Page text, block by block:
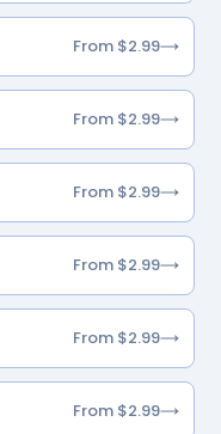
From $2.99
From $2.99
From $2.99
From $2.99
From $2.99
From $2.99